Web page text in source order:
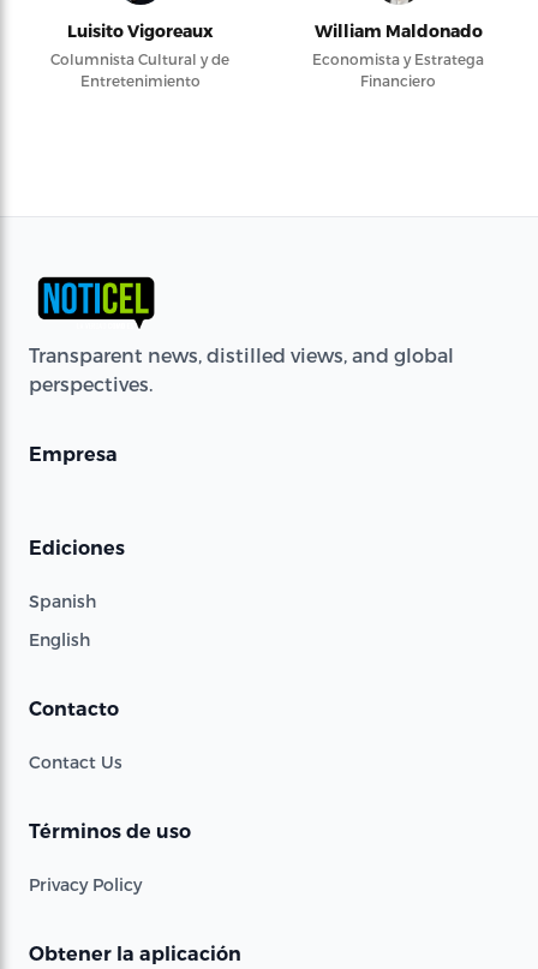
Luisito Vigoreaux
Columnista Cultural y de
Entretenimiento
William Maldonado
Economista y Estratega
Financiero
Transparent news, distilled views, and global
perspectives.
Empresa
Ediciones
Spanish
English
Contacto
Contact Us
Términos de uso
Privacy Policy
Obtener la aplicación